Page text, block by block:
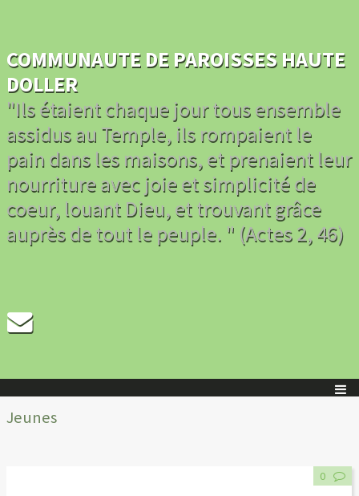
COMMUNAUTE DE PAROISSES HAUTE
DOLLER
"Ils étaient chaque jour tous ensemble
assidus au Temple, ils rompaient le
pain dans les maisons, et prenaient leur
nourriture avec joie et simplicité de
coeur, louant Dieu, et trouvant grâce
auprès de tout le peuple. " (Actes 2, 46)
Jeunes
0